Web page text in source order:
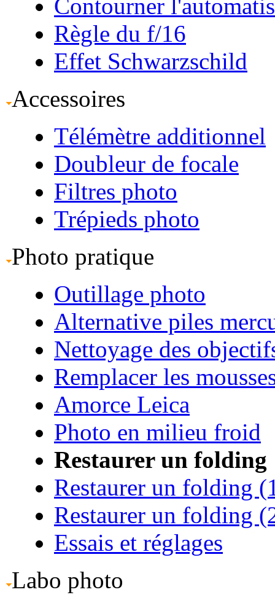
Contourner
Règle du f/16
Effet Schwarzschild
Accessoires
Télémètre additionnel
Doubleur de focale
Filtres photo
Trépieds photo
Photo pratique
Outillage photo
Alternative piles
Nettoyage des
Remplacer les
Amorce Leica
Photo en milieu froid
Restaurer un folding
Restaurer un folding
Restaurer un folding
Essais et réglages
Labo photo